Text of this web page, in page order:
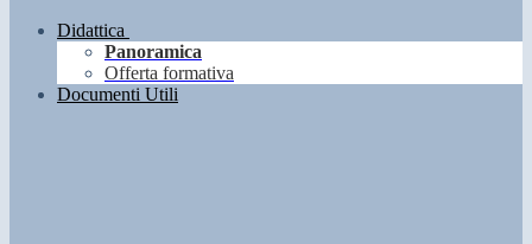
Didattica
Panoramica
Offerta formativa
Documenti Utili